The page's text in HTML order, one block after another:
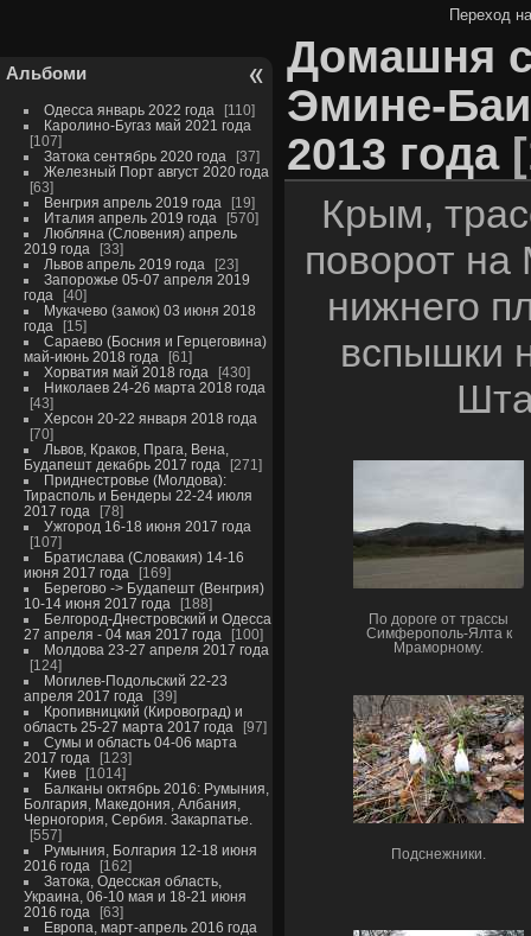
Переход
Альбоми
Одесса январь 2022 года
110
Каролино-Бугаз май 2021 года
107
Затока сентябрь 2020 года
37
Железный Порт август 2020 года
63
Венгрия апрель 2019 года
19
Италия апрель 2019 года
570
Любляна (Словения) апрель
2019 года
33
Львов апрель 2019 года
23
Запорожье 05-07 апреля 2019
года
40
Мукачево (замок) 03 июня 2018
года
15
Сараево (Босния и Герцеговина)
май-июнь 2018 года
61
Хорватия май 2018 года
430
Николаев 24-26 марта 2018 года
43
Херсон 20-22 января 2018 года
70
Львов, Краков, Прага, Вена,
Будапешт декабрь 2017 года
271
Приднестровье (Молдова):
Тирасполь и Бендеры 22-24 июля
2017 года
78
Ужгород 16-18 июня 2017 года
107
Братислава (Словакия) 14-16
июня 2017 года
169
Берегово -> Будапешт (Венгрия)
10-14 июня 2017 года
188
Белгород-Днестровский и Одесса
27 апреля - 04 мая 2017 года
100
Молдова 23-27 апреля 2017 года
124
Могилев-Подольский 22-23
апреля 2017 года
39
Кропивницкий (Кировоград) и
область 25-27 марта 2017 года
97
Сумы и область 04-06 марта
2017 года
123
Киев
1014
Балканы октябрь 2016: Румыния,
Болгария, Македония, Албания,
Черногория, Сербия. Закарпатье.
557
Румыния, Болгария 12-18 июня
2016 года
162
Затока, Одесская область,
Украина, 06-10 мая и 18-21 июня
2016 года
63
Европа, март-апрель 2016 года
Домашня
Эмине-
2013 года
Крым,
поворот на
нижнего
вспышки
По дороге от трассы
Симферополь-Ялта к
Мраморному.
Подснежники.